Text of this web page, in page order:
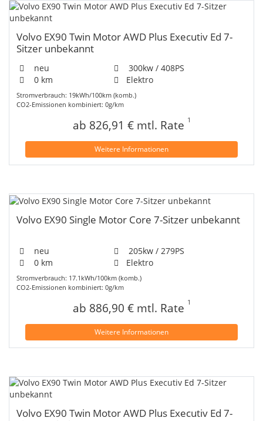
Volvo EX90 Twin Motor AWD Plus Executiv Ed 7-
Sitzer unbekannt
neu
300kw / 408PS
0 km
Elektro
Stromverbrauch: 19kWh/100km (komb.)
CO2-Emissionen kombiniert: 0g/km
ab 826,91 € mtl. Rate 1
Weitere Informationen
Volvo EX90 Single Motor Core 7-Sitzer unbekannt
neu
205kw / 279PS
0 km
Elektro
Stromverbrauch: 17.1kWh/100km (komb.)
CO2-Emissionen kombiniert: 0g/km
ab 886,90 € mtl. Rate 1
Weitere Informationen
Volvo EX90 Twin Motor AWD Plus Executiv Ed 7-